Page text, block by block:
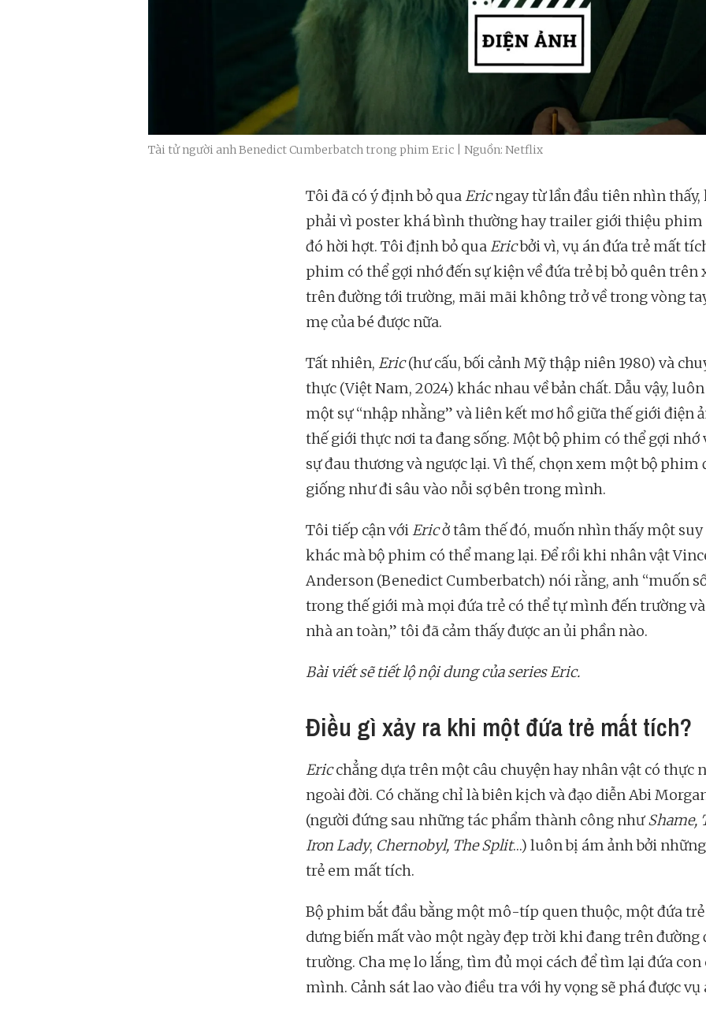
Tài tử người anh Benedict Cumberbatch trong phim Eric | Nguồn: Netflix
Tôi đã có ý định bỏ quaEricngay từ lần đầu tiên nhìn
phải vì poster khá bình thường hay trailer giới thiệu phim
đó hời hợt. Tôi định bỏ quaEricbởi vì, vụ án đứa trẻ mất
phim có thể gợi nhớ đến sự kiện về đứa trẻ bị bỏ quên trên
trên đường tới trường, mãi mãi không trở về trong vòng
mẹ của bé được nữa.
Tất nhiên, Eric(hư cấu, bối cảnh Mỹ thập niên 1980) và
thực (Việt Nam, 2024) khác nhau về bản chất. Dẫu vậy,
một sự “nhập nhằng” và liên kết mơ hồ giữa thế giới điện
thế giới thực nơi ta đang sống. Một bộ phim có thể gợi nhớ
sự đau thương và ngược lại. Vì thế, chọn xem một bộ
giống như đi sâu vào nỗi sợ bên trong mình.
Tôi tiếp cận vớiEricở tâm thế đó, muốn nhìn thấy một suy
khác mà bộ phim có thể mang lại. Để rồi khi nhân vật
Anderson (Benedict Cumberbatch) nói rằng, anh “muốn
trong thế giới mà mọi đứa trẻ có thể tự mình đến trường
nhà an toàn,” tôi đã cảm thấy được an ủi phần nào.
Bài viết sẽ tiết lộ nội dung của series Eric.
Điều gì xảy ra khi một đứa trẻ mất tích?
Ericchẳng dựa trên một câu chuyện hay nhân vật có thực
ngoài đời. Có chăng chỉ là biên kịch và đạo diễn Abi
(người đứng sau những tác phẩm thành công nhưShame,
Iron Lady, Chernobyl, The Split…) luôn bị ám ảnh bởi
trẻ em mất tích.
Bộ phim bắt đầu bằng một mô-típ quen thuộc, một đứa
dưng biến mất vào một ngày đẹp trời khi đang trên đường
trường. Cha mẹ lo lắng, tìm đủ mọi cách để tìm lại đứa con
mình. Cảnh sát lao vào điều tra với hy vọng sẽ phá được vụ